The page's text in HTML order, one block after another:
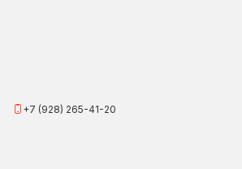
+7 (928) 265-41-20